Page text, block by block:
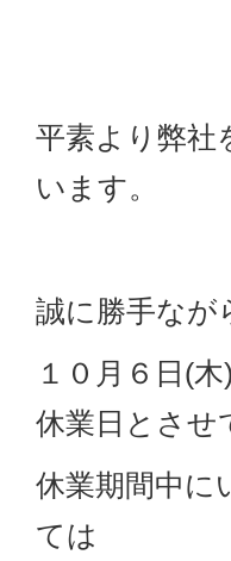
平素より弊社
います。
誠に勝手なが
１０月６日(
休業日とさせ
休業期間中に
ては